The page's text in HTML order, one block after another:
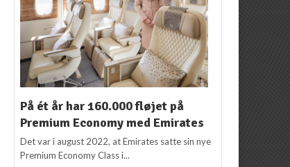
På ét år har 160.000 fløjet på
Premium Economy med Emirates
Det var i august 2022, at Emirates satte sin nye
Premium Economy Class i...